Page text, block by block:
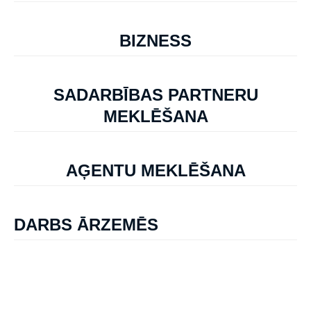
BIZNESS
SADARBĪBAS PARTNERU
MEKLĒŠANA
AĢENTU MEKLĒŠANA
DARBS ĀRZEMĒS